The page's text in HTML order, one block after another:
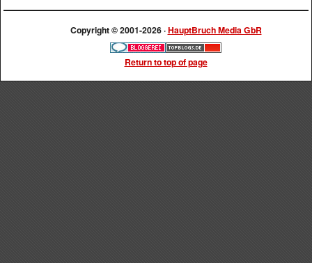
Copyright © 2001-2026 ·HauptBruch Media GbR
Return to top of page